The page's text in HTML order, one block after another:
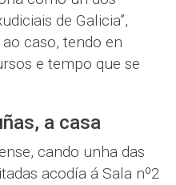
de Galicia”,
caso, tendo en
e tempo que se
a casa
cando unha das
acodía á Sala nº2